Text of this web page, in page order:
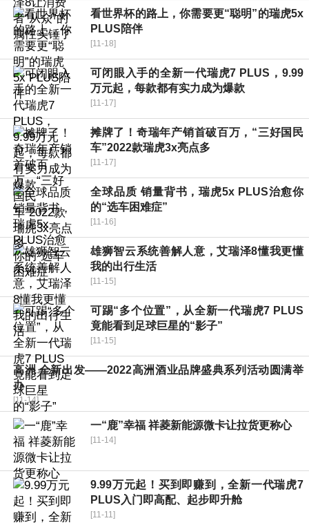
看世界杯的路上，你需要更“聪明”的瑞虎5x
PLUS陪伴
[11-18]
可闭眼入手的全新一代瑞虎7 PLUS，9.99
万元起，每款都有实力成为爆款
[11-17]
摊牌了！奇瑞年产销首破百万，“三好国民
车”2022款瑞虎3x亮点多
[11-17]
全球品质 销量背书，瑞虎5x PLUS治愈你
的“选车困难症”
[11-16]
雄狮智云系统善解人意，艾瑞泽8懂我更懂
我的出行生活
[11-15]
可踢“多个位置”，从全新一代瑞虎7 PLUS
竟能看到足球巨星的“影子”
[11-15]
高洲 全新出发——2022高洲酒业品牌盛典系列活动圆满举
办
[11-14]
一“鹿”幸福 祥菱新能源微卡让拉货更称心
[11-14]
9.99万元起！买到即赚到，全新一代瑞虎7
PLUS入门即高配、起步即升舱
[11-11]